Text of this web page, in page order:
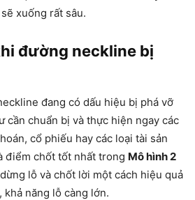
xuống rất sâu.
đường neckline bị
đang có dấu hiệu bị phá vỡ
cần chuẩn bị và thực hiện ngay các
cổ phiếu hay các loại tài sản
điểm chốt tốt nhất trong Mô hình 2
lỗ và chốt lời một cách hiệu quả
khả năng lỗ càng lớn.